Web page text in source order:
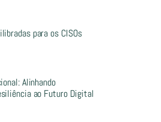
para os CISOs
Alinhando
ao Futuro Digital